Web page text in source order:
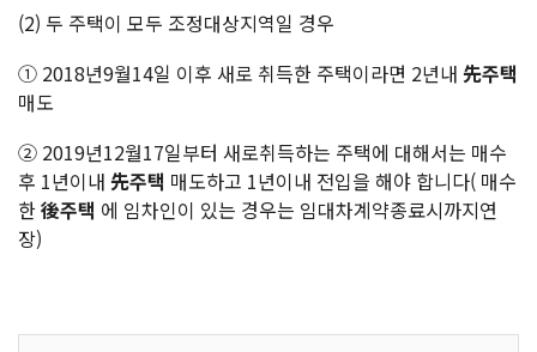
(2) 두 주택이 모두 조정대상지역일 경우
① 2018년9월14일 이후 새로 취득한 주택이라면 2년내 先주택
매도
② 2019년12월17일부터 새로취득하는 주택에 대해서는 매수
후 1년이내 先주택 매도하고 1년이내 전입을 해야 합니다( 매수
한後주택 에 임차인이 있는 경우는 임대차계약종료시까지연
장)